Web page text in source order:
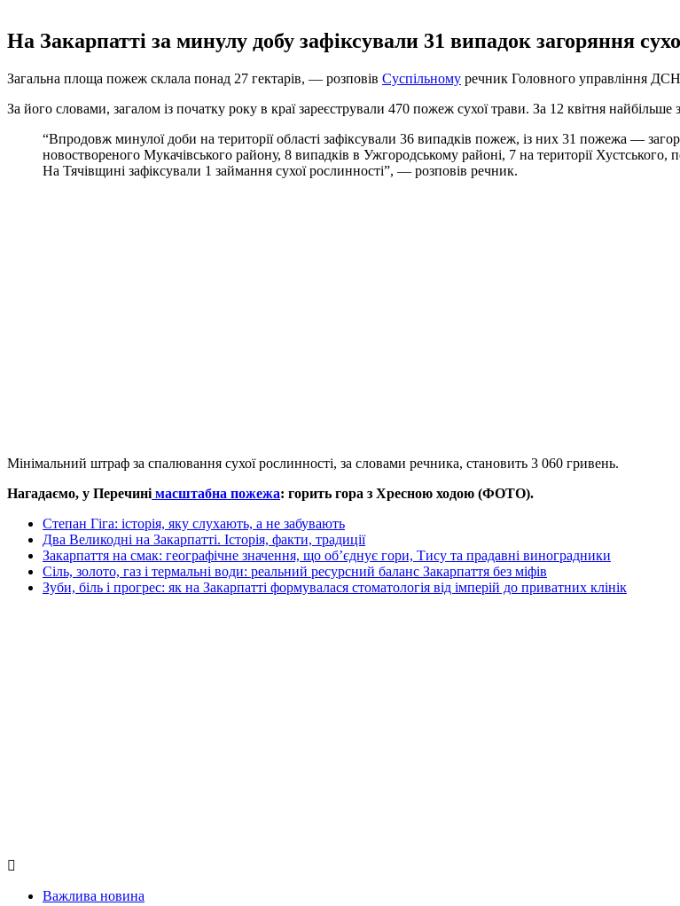
На Закарпатті за минулу добу зафіксували 31 випадок загоряння
Загальна площа пожеж склала понад 27 гектарів, — розповів Суспільному речник Головного управління
За його словами, загалом із початку року в краї зареєстрували 470 пожеж сухої трави. За 12 квітня
“Впродовж минулої доби на території області зафіксували 36 випадків пожеж, із них 31 пожежа —
новоствореного Мукачівського району, 8 випадків в Ужгородському районі, 7 на території Хустського,
На Тячівщині зафіксували 1 займання сухої рослинності”, — розповів речник.
Мінімальний штраф за спалювання сухої рослинності, за словами речника, становить 3 060 гривень.
Нагадаємо, у Перечині масштабна пожежа: горить гора з Хресною ходою (ФОТО).
Степан Гіга: історія, яку слухають, а не забувають
Два Великодні на Закарпатті. Історія, факти, традиції
Закарпаття на смак: географічне значення, що об’єднує гори, Тису та прадавні виноградники
Сіль, золото, газ і термальні води: реальний ресурсний баланс Закарпаття без міфів
Зуби, біль і прогрес: як на Закарпатті формувалася стоматологія від імперій до приватних клінік
Важлива новина